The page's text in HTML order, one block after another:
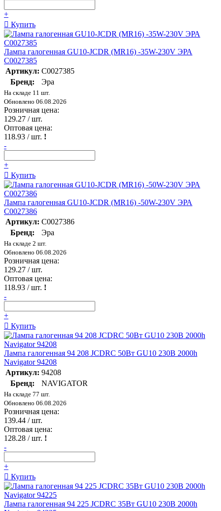
+
Купить
Лампа галогенная GU10-JCDR (MR16) -35W-230V ЭРА
C0027385
Артикул: C0027385
Бренд:
Эра
На складе 11 шт.
Обновлено 06.08.2026
Розничная цена:
129.27 / шт.
Оптовая цена:
118.93 / шт. !
-
+
Купить
Лампа галогенная GU10-JCDR (MR16) -50W-230V ЭРА
C0027386
Артикул: C0027386
Бренд:
Эра
На складе 2 шт.
Обновлено 06.08.2026
Розничная цена:
129.27 / шт.
Оптовая цена:
118.93 / шт. !
-
+
Купить
Лампа галогенная 94 208 JCDRC 50Вт GU10 230В 2000h
Navigator 94208
Артикул: 94208
Бренд:
NAVIGATOR
На складе 77 шт.
Обновлено 06.08.2026
Розничная цена:
139.44 / шт.
Оптовая цена:
128.28 / шт. !
-
+
Купить
Лампа галогенная 94 225 JCDRC 35Вт GU10 230В 2000h